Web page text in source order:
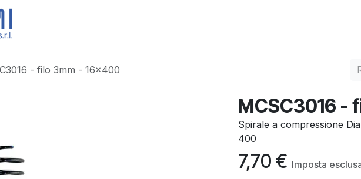
- filo 3mm - 16x400
MCSC3016 -
Spirale a compressione
400
7,70 € Imposta